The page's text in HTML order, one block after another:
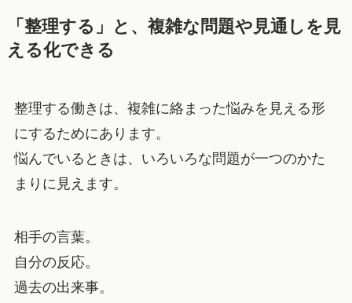
「整理する」と、複雑な問題や見通しを見
える化できる
整理する働きは、複雑に絡まった悩みを見える形
にするためにあります。
悩んでいるときは、いろいろな問題が一つのかた
まりに見えます。
相手の言葉。
自分の反応。
過去の出来事。